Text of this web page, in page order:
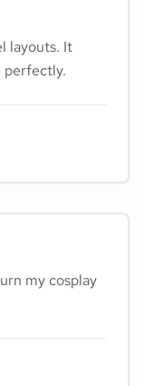
layouts. It
perfectly.
my cosplay